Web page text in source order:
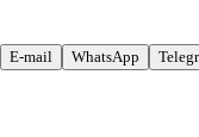
E-mail WhatsApp